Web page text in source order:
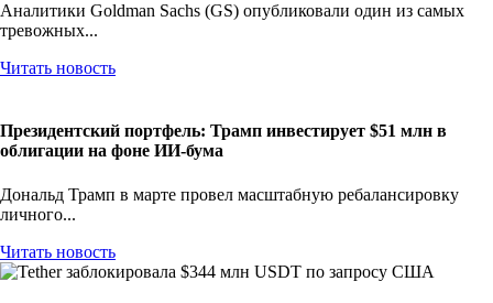
Аналитики Goldman Sachs (GS) опубликовали один из самых
тревожных...
Читать новость
Президентский портфель: Трамп инвестирует $51 млн в
облигации на фоне ИИ-бума
Дональд Трамп в марте провел масштабную ребалансировку
личного...
Читать новость